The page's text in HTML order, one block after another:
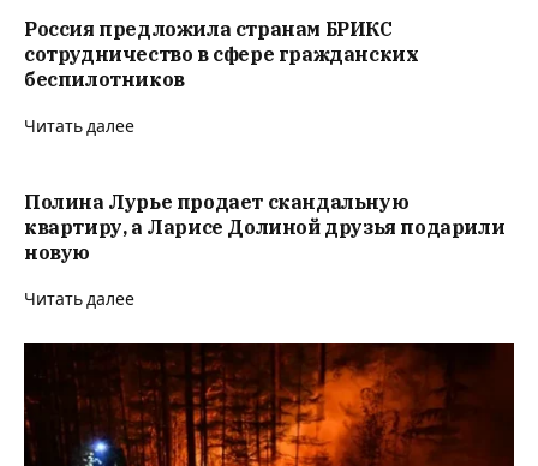
Россия предложила странам БРИКС
сотрудничество в сфере гражданских
беспилотников
Читать далее
Полина Лурье продает скандальную
квартиру, а Ларисе Долиной друзья подарили
новую
Читать далее